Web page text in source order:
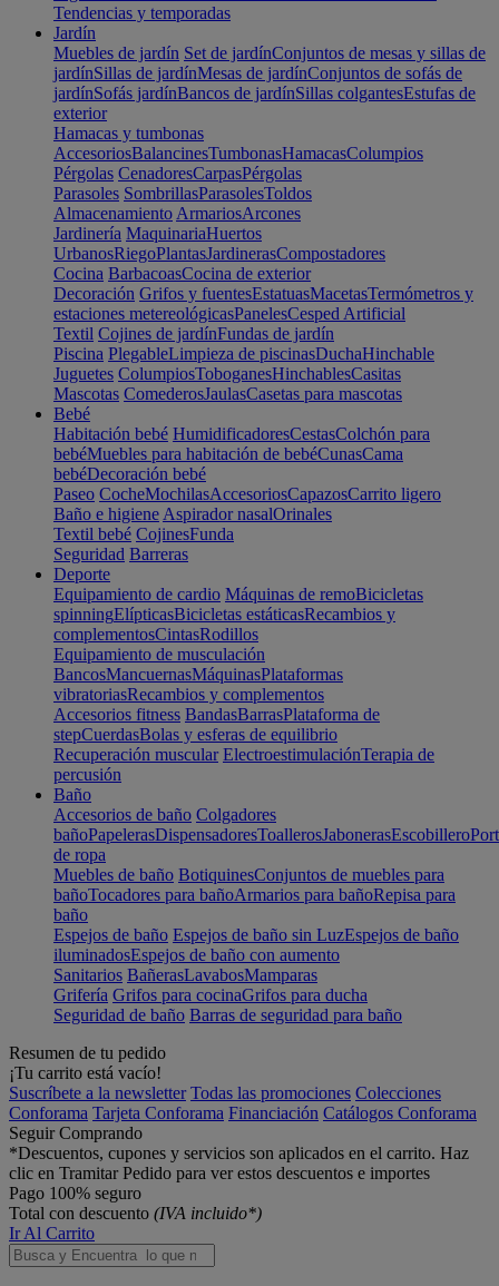
Tendencias y temporadas
Jardín
Muebles de jardín Set de jardínConjuntos de mesas y sillas de
jardínSillas de jardínMesas de jardínConjuntos de sofás de
jardínSofás jardínBancos de jardínSillas colgantesEstufas de
exterior
Hamacas y tumbonas
AccesoriosBalancinesTumbonasHamacasColumpios
Pérgolas CenadoresCarpasPérgolas
Parasoles SombrillasParasolesToldos
Almacenamiento ArmariosArcones
Jardinería MaquinariaHuertos
UrbanosRiegoPlantasJardinerasCompostadores
Cocina BarbacoasCocina de exterior
Decoración Grifos y fuentesEstatuasMacetasTermómetros y
estaciones metereológicasPanelesCesped Artificial
Textil Cojines de jardínFundas de jardín
Piscina PlegableLimpieza de piscinasDuchaHinchable
Juguetes ColumpiosToboganesHinchablesCasitas
Mascotas ComederosJaulasCasetas para mascotas
Bebé
Habitación bebé HumidificadoresCestasColchón para
bebéMuebles para habitación de bebéCunasCama
bebéDecoración bebé
Paseo CocheMochilasAccesoriosCapazosCarrito ligero
Baño e higiene Aspirador nasalOrinales
Textil bebé CojinesFunda
Seguridad Barreras
Deporte
Equipamiento de cardio Máquinas de remoBicicletas
spinningElípticasBicicletas estáticasRecambios y
complementosCintasRodillos
Equipamiento de musculación
BancosMancuernasMáquinasPlataformas
vibratoriasRecambios y complementos
Accesorios fitness BandasBarrasPlataforma de
stepCuerdasBolas y esferas de equilibrio
Recuperación muscular ElectroestimulaciónTerapia de
percusión
Baño
Accesorios de baño Colgadores
bañoPapelerasDispensadoresToallerosJabonerasEscobillero
de ropa
Muebles de baño BotiquinesConjuntos de muebles para
bañoTocadores para bañoArmarios para bañoRepisa para
baño
Espejos de baño Espejos de baño sin LuzEspejos de baño
iluminadosEspejos de baño con aumento
Sanitarios BañerasLavabosMamparas
Grifería Grifos para cocinaGrifos para ducha
Seguridad de baño Barras de seguridad para baño
Resumen de tu pedido
¡Tu carrito está vacío!
Suscríbete a la newsletter Todas las promociones Colecciones
Conforama Tarjeta Conforama Financiación Catálogos Conforama
Seguir Comprando
*Descuentos, cupones y servicios son aplicados en el carrito. Haz
clic en Tramitar Pedido para ver estos descuentos e importes
Pago 100% seguro
Total con descuento (IVA incluido*)
Ir Al Carrito